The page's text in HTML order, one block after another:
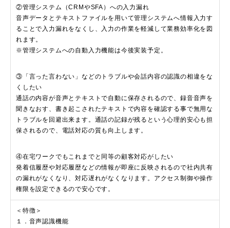
②管理システム（CRMやSFA）への入力漏れ
音声データとテキストファイルを用いて管理システムへ情報入力す
ることで入力漏れをなくし、入力の作業を軽減して業務効率化を図
れます。
※管理システムへの自動入力機能は今後実装予定。
③「言った言わない」などのトラブルや会話内容の認識の相違をな
くしたい
通話の内容が音声とテキストで自動に保存されるので、録音音声を
聞きなおす、書き起こされたテキストで内容を確認する事で無用な
トラブルを回避出来ます。通話の記録が残るという心理的安心も担
保されるので、電話対応の質も向上します。
④在宅ワークでもこれまでと同等の顧客対応がしたい
発着信履歴や対応履歴などの情報が即座に反映されるので社内共有
の漏れがなくなり、対応遅れがなくなります。アクセス制御や操作
権限を設定できるので安心です。
＜特徴＞
１．音声認識機能